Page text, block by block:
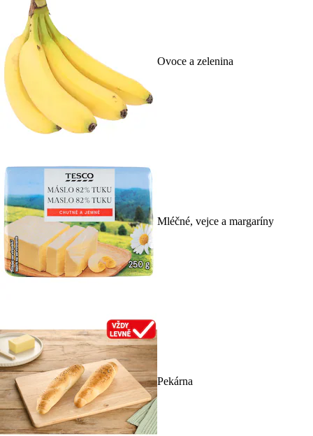
Ovoce a zelenina
Mléčné, vejce a margaríny
Pekárna